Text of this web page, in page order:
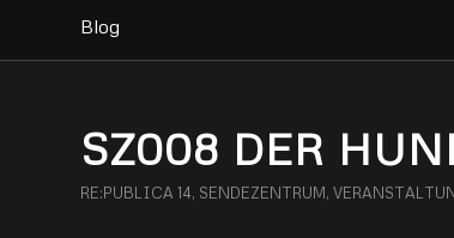
Blog
SZ008 DER
RE:PUBLICA 14, SENDEZENTRUM,